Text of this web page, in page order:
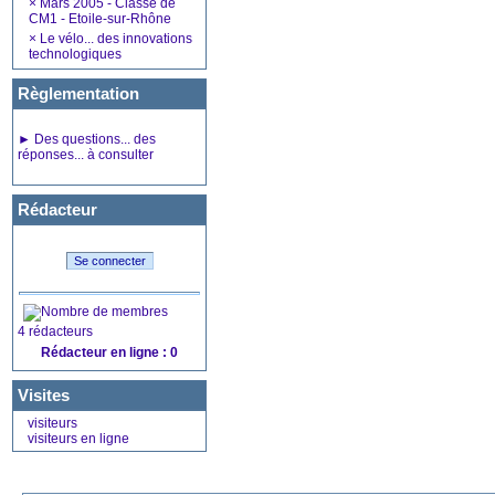
× Mars 2005 - Classe de
CM1 - Etoile-sur-Rhône
× Le vélo... des innovations
technologiques
Règlementation
► Des questions... des
réponses... à consulter
Rédacteur
4 rédacteurs
Rédacteur en ligne : 0
Visites
visiteurs
visiteurs en ligne